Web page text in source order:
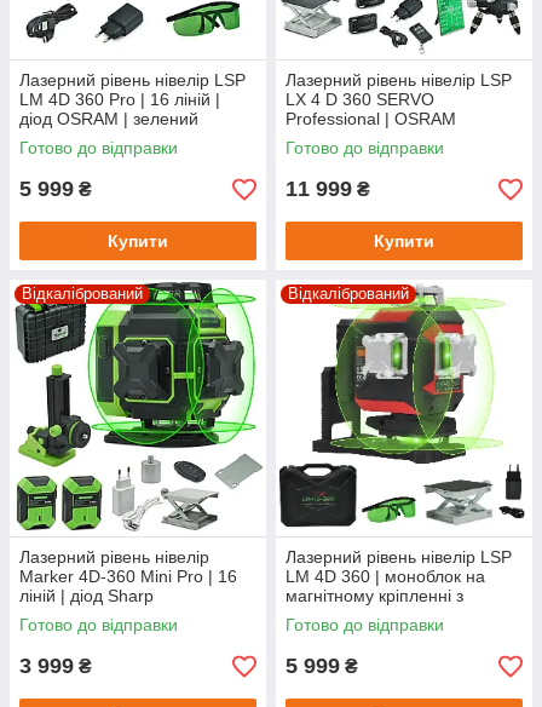
Лазерний рівень нівелір LSP
LM 4D 360 Pro | 16 ліній |
діод OSRAM | зелений
промінь
Готово до відправки
5 999 ₴
Купити
Лазерний рівень нівелір LSP
LX 4 D 360 SERVO
Professional | OSRAM
Premium
Готово до відправки
11 999 ₴
Купити
Відкалібрований
Лазерний рівень нівелір
Marker 4D-360 Mini Pro | 16
ліній | діод Sharp
Готово до відправки
3 999 ₴
Відкалібрований
Лазерний рівень нівелір LSP
LM 4D 360 | моноблок на
магнітному кріпленні з
мікропідводкою | точна
розмітка у всіх площинах
Готово до відправки
5 999 ₴